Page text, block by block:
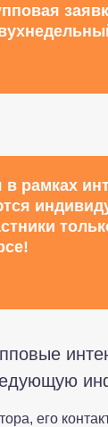
в рамках
его